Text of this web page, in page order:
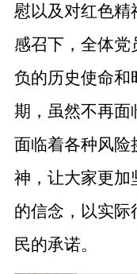
慰以及对红色精
感召下，全体党
负的历史使命和
期，虽然不再面
面临着各种风险
神，让大家更加
的信念，以实际
民的承诺。